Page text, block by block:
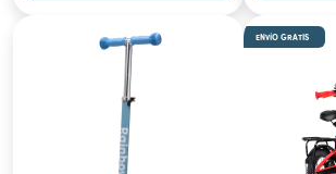
ENVÍO GRATIS